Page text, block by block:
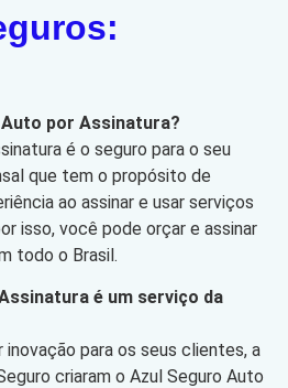
por Assinatura?
é o seguro para o seu
que tem o propósito de
ao assinar e usar serviços
isso, você pode orçar e assinar
todo o Brasil.
é um serviço da
inovação para os seus clientes, a
criaram o Azul Seguro Auto